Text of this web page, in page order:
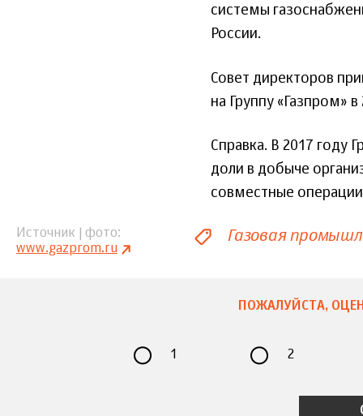
системы
России.
Совет директоров
на Группу «Газпром»
Справка. В 2017 году
доли в добыче
совместные
Источник | фото
www.gazprom.ru
Газовая
ПОЖАЛУЙСТА,
1 2